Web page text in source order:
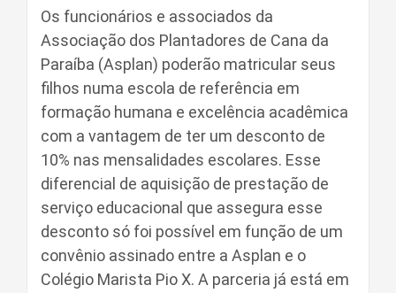
Os funcionários e associados da
Associação dos Plantadores de Cana da
Paraíba (Asplan) poderão matricular seus
filhos numa escola de referência em
formação humana e excelência acadêmica
com a vantagem de ter um desconto de
10% nas mensalidades escolares. Esse
diferencial de aquisição de prestação de
serviço educacional que assegura esse
desconto só foi possível em função de um
convênio assinado entre a Asplan e o
Colégio Marista Pio X. A parceria já está em